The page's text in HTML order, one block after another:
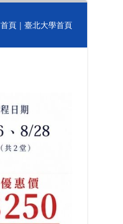
首頁 臺北大學首頁